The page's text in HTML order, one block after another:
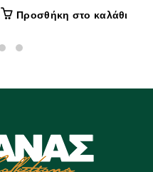
price
τρέχουσα
Προσθήκη στο καλάθι